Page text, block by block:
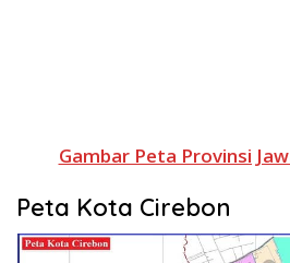
Gambar Peta Provinsi
Peta Kota Cirebon